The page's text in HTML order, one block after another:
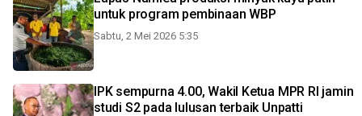
untuk program pembinaan WBP
Sabtu, 2 Mei 2026 5:35
IPK sempurna 4.00, Wakil Ketua MPR RI jamin
studi S2 pada lulusan terbaik Unpatti